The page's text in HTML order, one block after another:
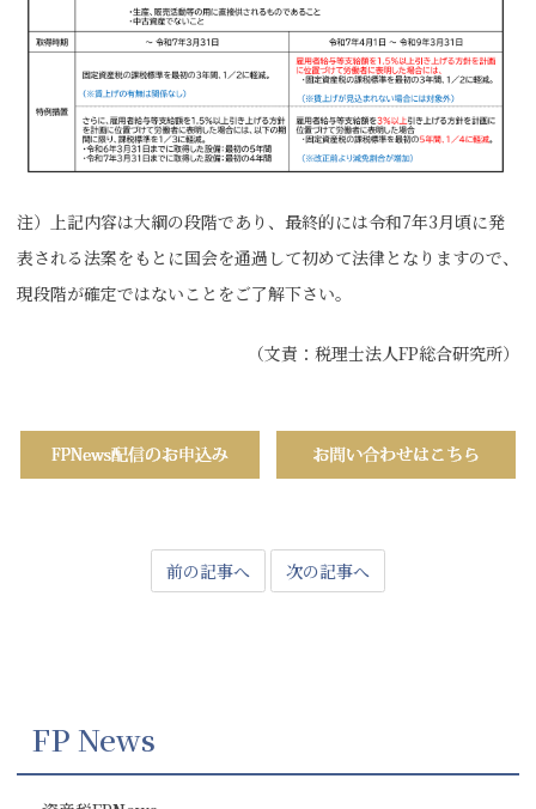
注）上記内容は大綱の段階であり、最終的には令和7年3月頃に発
表される法案をもとに国会を通過して初めて法律となりますので、
現段階が確定ではないことをご了解下さい。
（文責：税理士法人FP総合研究所）
前の記事へ 次の記事へ
FP News